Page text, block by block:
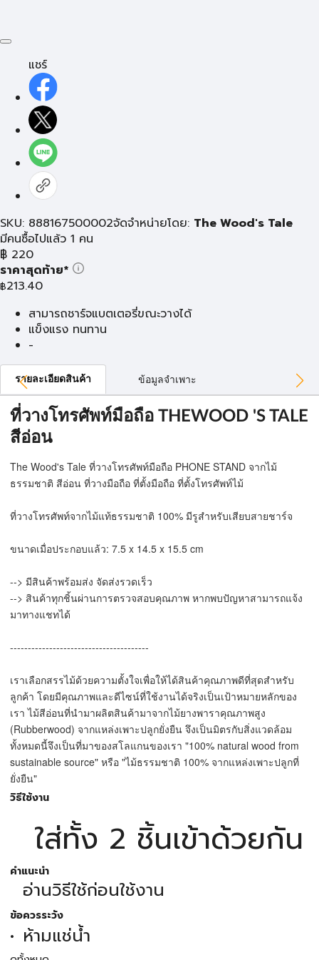
แชร์
SKU: 888167500002จัดจำหน่ายโดย: The Wood's Tale
มีคนซื้อไปแล้ว 1 คน
฿ 220
ราคาสุดท้าย*
฿213.40
สามารถชาร์จแบตเตอรี่ขณะวางได้
แข็งแรง ทนทาน
-
รายละเอียดสินค้า ข้อมูลจำเพาะ
ที่วางโทรศัพท์มือถือ THEWOOD 'S TALE
สีอ่อน
The Wood's Tale ที่วางโทรศัพท์มือถือ PHONE STAND จากไม้
ธรรมชาติ สีอ่อน ที่วางมือถือ ที่ตั้งมือถือ ที่ตั้งโทรศัพท์ไม้
ที่วางโทรศัพท์จากไม้แท้ธรรมชาติ 100% มีรูสำหรับเสียบสายชาร์จ
ขนาดเมื่อประกอบแล้ว: 7.5 x 14.5 x 15.5 cm
--> มีสินค้าพร้อมส่ง จัดส่งรวดเร็ว
--> สินค้าทุกชิ้นผ่านการตรวจสอบคุณภาพ หากพบปัญหาสามารถแจ้ง
มาทางแชทได้
---------------------------------------
เราเลือกสรรไม้ด้วยความตั้งใจเพื่อให้ได้สินค้าคุณภาพดีที่สุดสำหรับ
ลูกค้า โดยมีคุณภาพและดีไซน์ที่ใช้งานได้จริงเป็นเป้าหมายหลักของ
เรา ไม้สีอ่อนที่นำมาผลิตสินค้ามาจากไม้ยางพาราคุณภาพสูง
(Rubberwood) จากแหล่งเพาะปลูกยั่งยืน จึงเป็นมิตรกับสิ่งแวดล้อม
ทั้งหมดนี้จึงเป็นที่มาของสโลแกนของเรา "100% natural wood from
sustainable source" หรือ "ไม้ธรรมชาติ 100% จากแหล่งเพาะปลูกที่
ยั่งยืน"
วิธีใช้งาน
ใส่ทั้ง 2 ชิ้นเข้าด้วยกัน
คำแนะนำ
อ่านวิธีใช้ก่อนใช้งาน
ข้อควรระวัง
ห้ามแช่น้ำ